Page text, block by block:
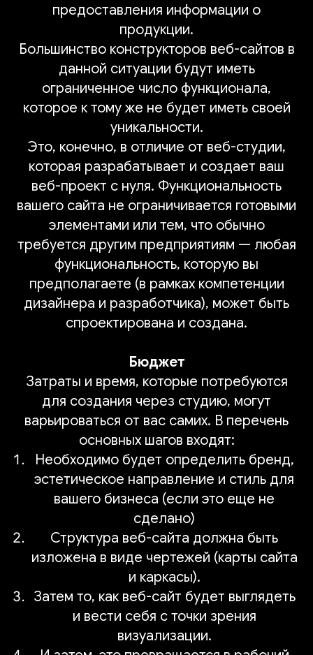
предоставления информации о
продукции.
Большинство конструкторов веб-сайтов в
данной ситуации будут иметь
ограниченное число функционала,
которое к тому же не будет иметь своей
уникальности.
Это, конечно, в отличие от веб-студии,
которая разрабатывает и создает ваш
веб-проект с нуля. Функциональность
вашего сайта не ограничивается готовыми
элементами или тем, что обычно
требуется другим предприятиям — любая
функциональность, которую вы
предполагаете (в рамках компетенции
дизайнера и разработчика), может быть
спроектирована и создана.
Бюджет
Затраты и время, которые потребуются
для создания через студию, могут
варьироваться от вас самих. В перечень
основных шагов входят:
Необходимо будет определить бренд,
эстетическое направление и стиль для
вашего бизнеса (если это еще не
сделано)
Структура веб-сайта должна быть
изложена в виде чертежей (карты сайта
и каркасы).
Затем то, как веб-сайт будет выглядеть
и вести себя с точки зрения
визуализации.